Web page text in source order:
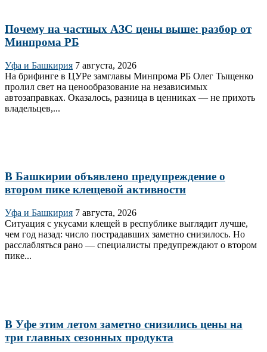
Почему на частных АЗС цены выше: разбор от
Минпрома РБ
Уфа и Башкирия 7 августа, 2026
На брифинге в ЦУРе замглавы Минпрома РБ Олег Тыщенко
пролил свет на ценообразование на независимых
автозаправках. Оказалось, разница в ценниках — не прихоть
владельцев,...
В Башкирии объявлено предупреждение о
втором пике клещевой активности
Уфа и Башкирия 7 августа, 2026
Ситуация с укусами клещей в республике выглядит лучше,
чем год назад: число пострадавших заметно снизилось. Но
расслабляться рано — специалисты предупреждают о втором
пике...
В Уфе этим летом заметно снизились цены на
три главных сезонных продукта